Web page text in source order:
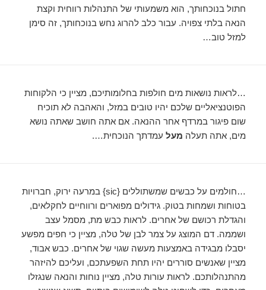
חתול בנוכחותך, הוא משמעותי של התנהלות רווחית וקצת
הנאה בלתי צפויה. עבור כלב להרוג נחש בנוכחותך, זה סימן
למזל טוב…
…לראות נושאות מים חולפות בחלומותיכם, מציין כי הלקוחות
הפוטנציאליים שלכם יהיו טובים במזל, והאהבה לא תוכיח
שום פיגור במרדף אחר ההנאה. אם אתה חושב שאתה נושא
מים, אתה תעלה מעל עמדתך הנוכחית….
…חולמים על כבשים שמשתוללים {sic} במרעה ירוק, חברויות
בטוחות ושמחות בטוק. גידולים מפוארים ורווחיים לחקלאים,
והגדלת רכושם של אחרים. לראות כבש מת, מסמל עצב
ושממה. דם המוצג על צמר לבן של טלה, מציין כי חפים מפשע
יסבלו מבגידה באמצעות מעשה שגוי של אחרים. כבש אבוד,
מציין שאנשים סוררים יהיו תחת השפעתכם, ועליכם להיזהר
מהתנהלותכם. לראות עורות טלה, מציין נוחות והנאה שנגזלו